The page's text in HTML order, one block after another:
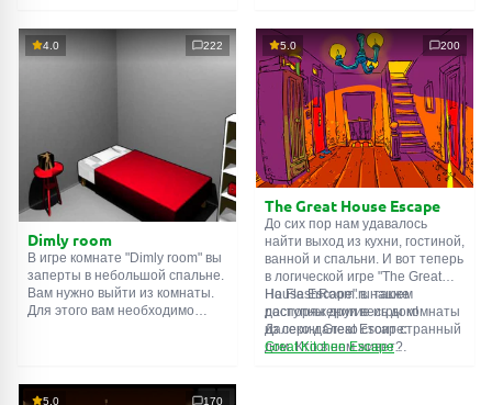
их, чтобы выйти. Выход из
одной комнаты является
смекалки попробуйте решить
все, приготовленные авторами
для вас, головоломки и найти
выход на свободу.
Внимательно осмотрите
помещение, возможно вы
сможете найти какие-нибудь
подсказки. Желаем удачи!
4.0 222
Dimly room
В игре комнате "Dimly room" вы
заперты в небольшой спальне.
Вам нужно выйти из комнаты.
Для этого вам необходимо
5.0 200
The Great House Escape
До сих пор нам удавалось
найти выход из кухни, гостиной,
ванной и спальни. И вот теперь
в логической игре "The Great
House Escape" в нашем
распоряжении весь дом!
Далеко-далеко стоит странный
дом. Кто в нем живет?
На FlashRoom.ru также
доступны другие игры комнаты
из серии Great Escape:
Great Kitchen Escape
5.0 170